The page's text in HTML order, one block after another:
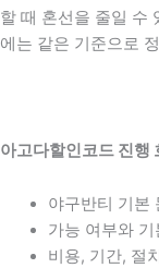
할 때 혼선을 줄일 수
에는 같은 기준으로
아고다할인코드 진
야구반티 기본
가능 여부와 기
비용, 기간, 절